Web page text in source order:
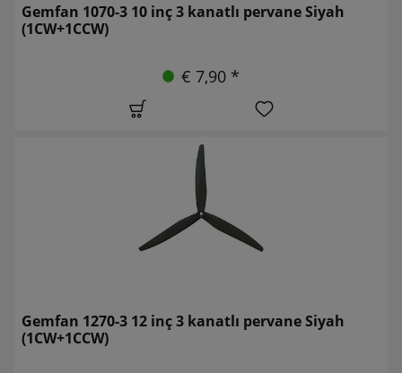
Gemfan 1070-3 10 inç 3 kanatlı pervane Siyah
(1CW+1CCW)
€ 7,90 *
Gemfan 1270-3 12 inç 3 kanatlı pervane Siyah
(1CW+1CCW)